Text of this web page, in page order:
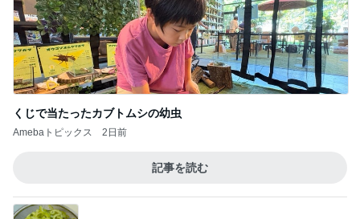
くじで当たったカブトムシの幼虫
Amebaトピックス 2日前
記事を読む